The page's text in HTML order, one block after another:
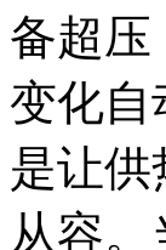
备超压
变化自
是让
从容。